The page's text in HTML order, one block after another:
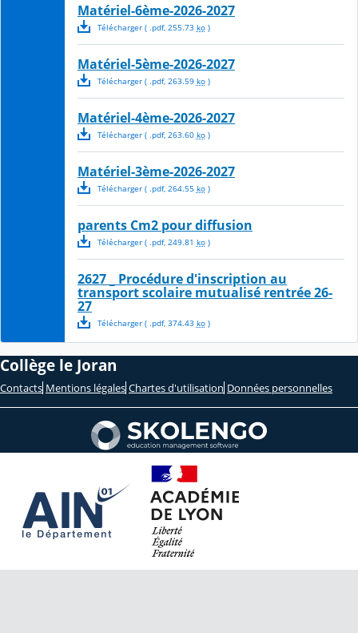
Matériel-6ème-2026-2027
Télécharger( .pdf, 255.73 ko)
Matériel-5ème-2026-2027
Télécharger( .pdf, 263.59 ko)
Matériel-4ème-2026-2027
Télécharger( .pdf, 263.60 ko)
Matériel-3ème-2026-2027
Télécharger( .pdf, 264.55 ko)
parents Cm2 pour diffusion
Télécharger( .pdf, 249.81 ko)
2627 _ Procédure d'inscription au
transport scolaire mutualisé rentrée 26-
27
Télécharger( .pdf, 374.43 ko)
Collège le Joran
Contacts Mentions légales Chartes d'utilisation Données personnelles